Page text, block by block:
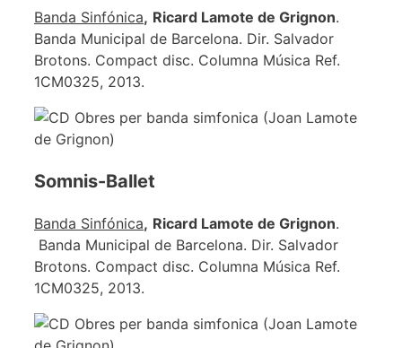
Banda Sinfónica, Ricard Lamote de Grignon.
Banda Municipal de Barcelona. Dir. Salvador
Brotons. Compact disc. Columna Música Ref.
1CM0325, 2013.
Somnis-Ballet
Banda Sinfónica, Ricard Lamote de Grignon.
Banda Municipal de Barcelona. Dir. Salvador
Brotons. Compact disc. Columna Música Ref.
1CM0325, 2013.